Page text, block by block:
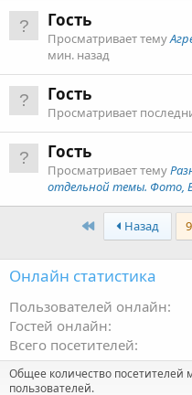
Гость
Просматривает тему
мин. назад
Гость
Просматривает
Гость
Просматривает тему
отдельной темы. Фото,
First Назад
Онлайн статистика
Пользователей онлайн
Гостей онлайн
Всего посетителей
Общее количество посетителей
пользователей.